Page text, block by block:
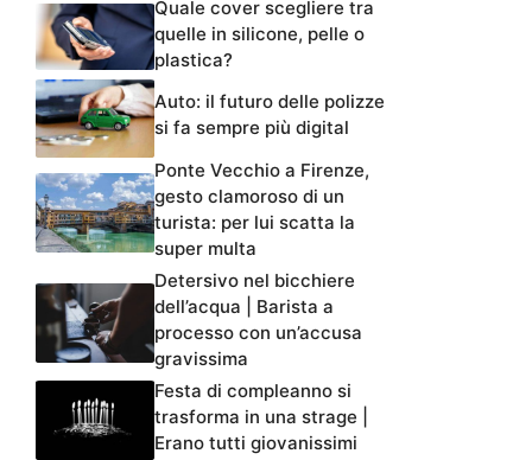
Quale cover scegliere tra
quelle in silicone, pelle o
plastica?
Auto: il futuro delle polizze
si fa sempre più digital
Ponte Vecchio a Firenze,
gesto clamoroso di un
turista: per lui scatta la
super multa
Detersivo nel bicchiere
dell’acqua | Barista a
processo con un’accusa
gravissima
Festa di compleanno si
trasforma in una strage |
Erano tutti giovanissimi